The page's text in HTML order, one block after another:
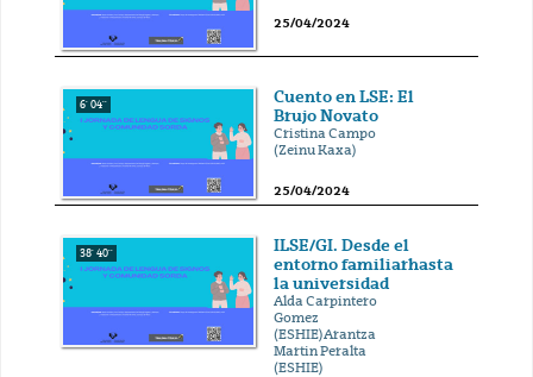
25/04/2024
6' 04''
Cuento en LSE: El
Brujo Novato
Cristina Campo
(Zeinu Kaxa)
25/04/2024
38' 40''
ILSE/GI. Desde el
entorno familiarhasta
la universidad
Alda Carpintero
Gomez
(ESHIE)Arantza
Martin Peralta
(ESHIE)